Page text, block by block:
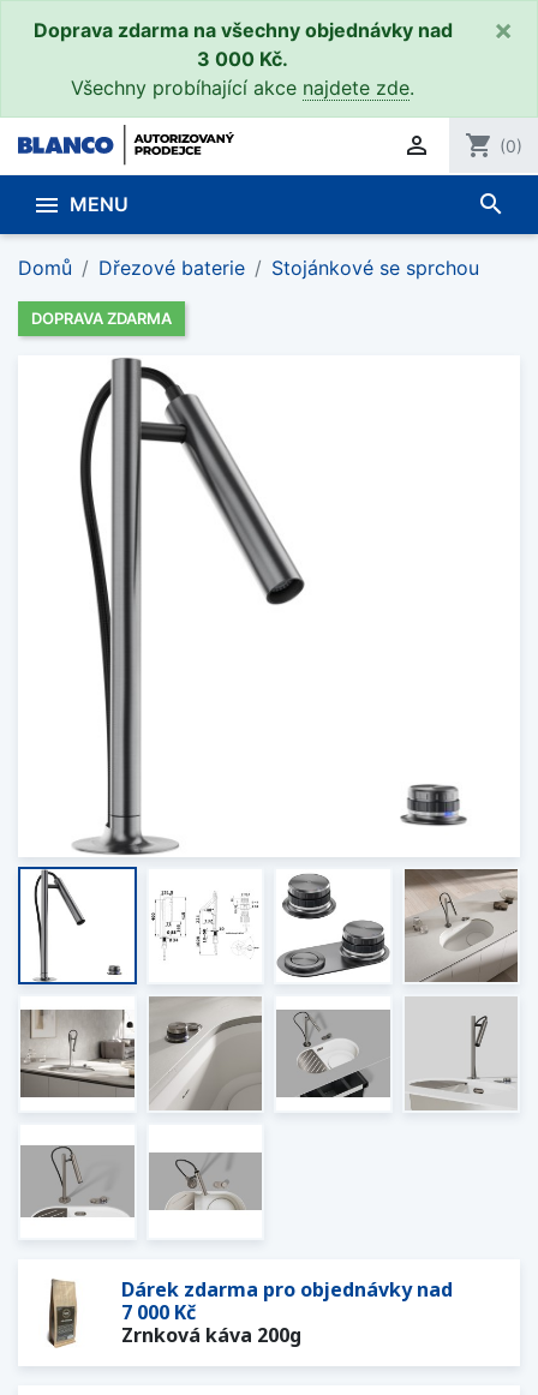
Doprava zdarma na všechny objednávky nad
3 000 Kč.
Všechny probíhající akce najdete zde.
×
 shopping_cart (0)
 MENU search
Domů Dřezové baterie Stojánkové se sprchou
DOPRAVA ZDARMA
Dárek zdarma pro objednávky nad
7 000 Kč
Zrnková káva 200g